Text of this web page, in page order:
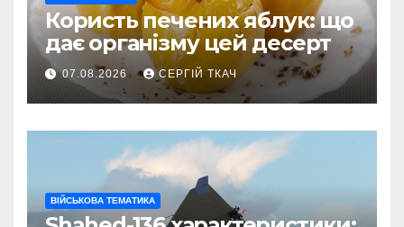
Користь печених яблук: що
дає організму цей десерт
07.08.2026 СЕРГІЙ ТКАЧ
ВІЙСЬКОВА ТЕМАТИКА